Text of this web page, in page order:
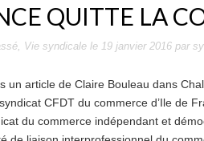
QUITTE LA
, Vie syndicale le 19 janvier 2016 par
un article de Claire Bouleau dans
CFDT du commerce d’Ile de
du commerce indépendant et